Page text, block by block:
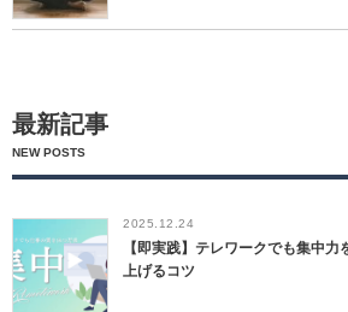
最新記事
NEW POSTS
2025.12.24
【即実践】テレワークでも集中
上げるコツ